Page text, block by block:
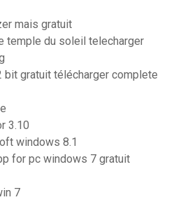
mais gratuit
temple du soleil telecharger
gratuit télécharger complete
3.10
windows 8.1
for pc windows 7 gratuit
7